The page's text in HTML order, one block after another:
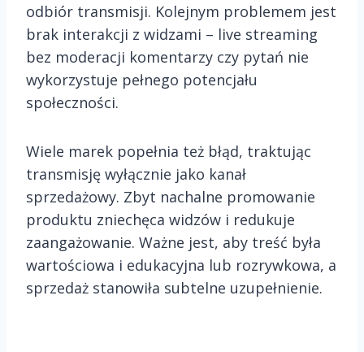
odbiór transmisji. Kolejnym problemem jest
brak interakcji z widzami – live streaming
bez moderacji komentarzy czy pytań nie
wykorzystuje pełnego potencjału
społeczności.
Wiele marek popełnia też błąd, traktując
transmisję wyłącznie jako kanał
sprzedażowy. Zbyt nachalne promowanie
produktu zniechęca widzów i redukuje
zaangażowanie. Ważne jest, aby treść była
wartościowa i edukacyjna lub rozrywkowa, a
sprzedaż stanowiła subtelne uzupełnienie.